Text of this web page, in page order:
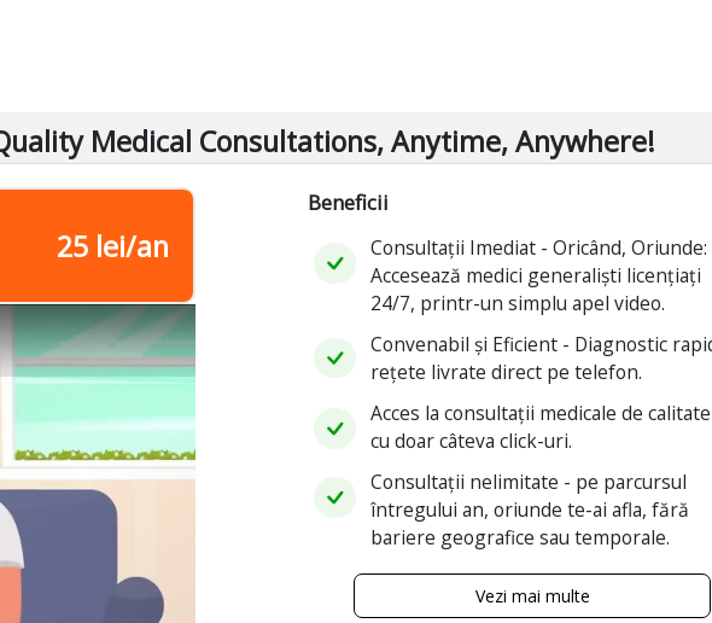
Medical Consultations, Anytime, Anywhere!
25 lei/an
Beneficii
Consultații Imediat - Oricând, Oriunde:
Accesează medici generaliști licențiați
24/7, printr-un simplu apel video.
Convenabil și Eficient - Diagnostic
rețete livrate direct pe telefon.
Acces la consultații medicale de calitate
cu doar câteva click-uri.
Consultații nelimitate - pe parcursul
întregului an, oriunde te-ai afla, fără
bariere geografice sau temporale.
Vezi mai multe